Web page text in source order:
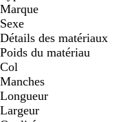
Marque
Sexe
Détails des matériaux
Poids du matériau
Col
Manches
Longueur
Largeur